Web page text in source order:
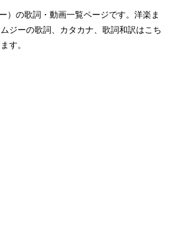
）の歌詞・動画一覧ページです。洋楽ま
ジーの歌詞、カタカナ、歌詞和訳はこち
す。